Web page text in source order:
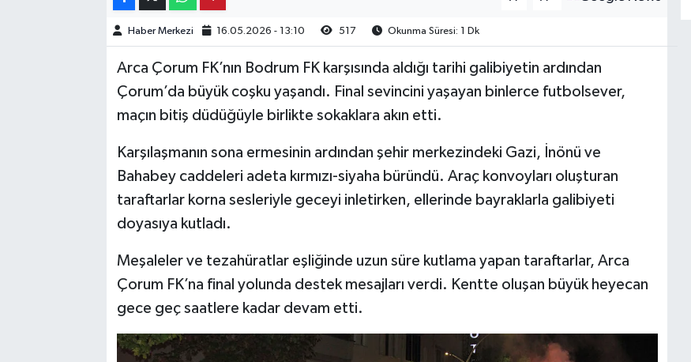
Haber Merkezi 16.05.2026 - 13:10 517 Okunma Süresi: 1 Dk
Arca Çorum FK’nın Bodrum FK karşısında aldığı tarihi galibiyetin ardından
Çorum’da büyük coşku yaşandı. Final sevincini yaşayan binlerce futbolsever,
maçın bitiş düdüğüyle birlikte sokaklara akın etti.
Karşılaşmanın sona ermesinin ardından şehir merkezindeki Gazi, İnönü ve
Bahabey caddeleri adeta kırmızı-siyaha büründü. Araç konvoyları oluşturan
taraftarlar korna sesleriyle geceyi inletirken, ellerinde bayraklarla galibiyeti
doyasıya kutladı.
Meşaleler ve tezahüratlar eşliğinde uzun süre kutlama yapan taraftarlar, Arca
Çorum FK’na final yolunda destek mesajları verdi. Kentte oluşan büyük heyecan
gece geç saatlere kadar devam etti.
Osmancık